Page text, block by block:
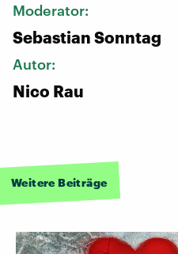
Moderator:
Sebastian Sonntag
Autor:
Nico Rau
Weitere Beiträge